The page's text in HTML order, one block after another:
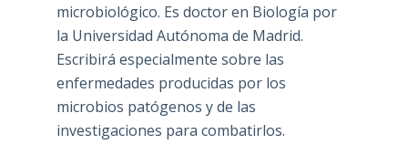
microbiológico. Es doctor en Biología por
la Universidad Autónoma de Madrid.
Escribirá especialmente sobre las
enfermedades producidas por los
microbios patógenos y de las
investigaciones para combatirlos.